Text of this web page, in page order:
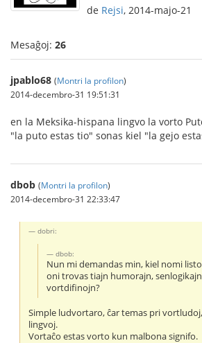
de Rejsi, 2014-majo-21
Mesaĝoj: 26
jpablo68 (Montri la profilon)
2014-decembro-31 19:51:31
en la Meksika-hispana lingvo la vorto
"la puto estas tio" sonas kiel "la gejo
dbob (Montri la profilon)
2014-decembro-31 22:33:47
dobri:
dbob:
Nun mi demandas min, kiel nomi
oni trovas tiajn humorajn,
vortdifinojn?
Simple ludvortaro, ĉar temas pri
lingvoj.
Vortaĉo estas vorto kun malbona signifo.